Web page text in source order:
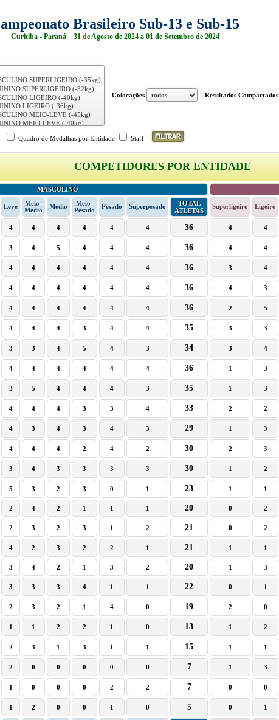
Brasileiro Sub-13 e Sub-15
Curitiba - Paraná 31 de Agosto de 2024 a 01 de Setembro de 2024
Colocações Resultados Compactados
Quadro de Medalhas por Entidade Staff
COMPETIDORES POR ENTIDADE
MASCULINO
Leve
Meio-
Médio
Médio
Meio-
Pesado
Pesado Superpesado
TOTAL
ATLETAS
Superligeiro Ligeiro
4 4 4 4 4 4 36 4 4
3 4 5 4 4 4 36 4 4
4 4 4 4 4 4 36 3 4
4 4 4 4 4 4 36 4 3
4 4 4 4 4 4 36 2 5
4 4 4 3 4 4 35 3 3
3 3 4 5 4 3 34 3 4
4 4 4 4 4 4 36 1 3
3 5 4 4 4 3 35 1 3
4 4 4 3 3 4 33 2 2
4 3 4 3 4 3 29 1 3
4 4 4 2 4 2 30 2 3
3 4 3 3 3 3 30 1 2
5 3 2 3 0 1 23 1 1
2 4 2 1 1 1 20 0 2
2 3 2 3 1 2 21 0 2
4 2 3 2 2 1 21 1 1
3 4 2 1 3 2 20 1 3
3 3 3 4 1 1 22 0 1
2 3 2 1 4 0 19 2 0
1 1 2 2 1 0 13 1 2
2 3 1 3 1 1 15 1 1
2 0 0 0 0 0 7 1 3
1 0 0 0 2 2 7 0 0
1 2 0 0 1 0 5 0 1